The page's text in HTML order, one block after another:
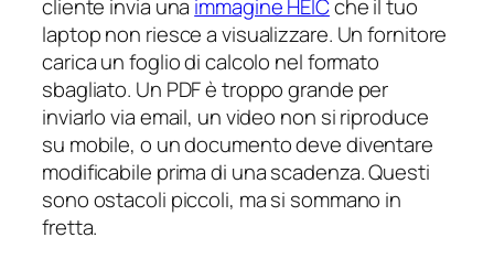
cliente invia una immagine HEICche il tuo
laptop non riesce a visualizzare. Un fornitore
carica un foglio di calcolo nel formato
sbagliato. Un PDF è troppo grande per
inviarlo via email, un video non si riproduce
su mobile, o un documento deve diventare
modificabile prima di una scadenza. Questi
sono ostacoli piccoli, ma si sommano in
fretta.